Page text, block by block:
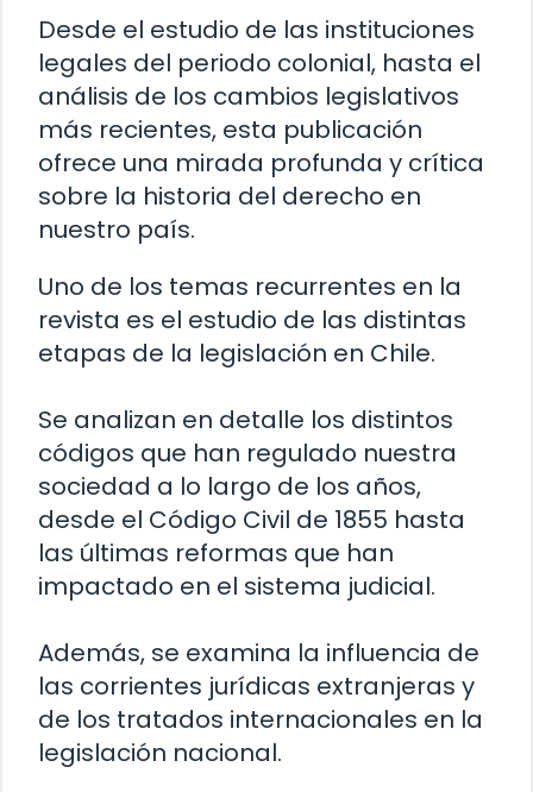
Desde el estudio de las instituciones
legales del periodo colonial, hasta el
análisis de los cambios legislativos
más recientes, esta publicación
ofrece una mirada profunda y crítica
sobre la historia del derecho en
nuestro país.
Uno de los temas recurrentes en la
revista es el estudio de las distintas
etapas de la legislación en Chile.
Se analizan en detalle los distintos
códigos que han regulado nuestra
sociedad a lo largo de los años,
desde el Código Civil de 1855 hasta
las últimas reformas que han
impactado en el sistema judicial.
Además, se examina la influencia de
las corrientes jurídicas extranjeras y
de los tratados internacionales en la
legislación nacional.